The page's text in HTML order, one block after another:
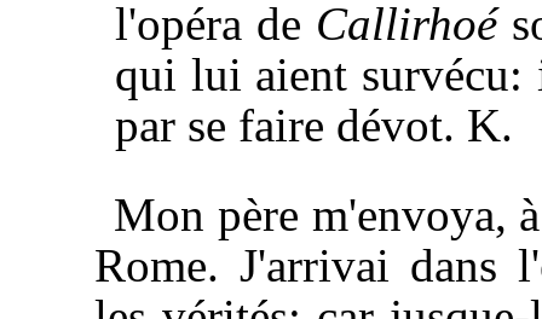
l'opéra de Callirhoé
qui lui aient
par se faire dévot. K.
Mon père m'envoya,
Rome. J'arrivai dans